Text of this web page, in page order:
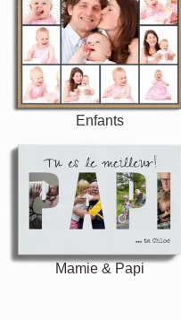
Enfants
Mamie & Papi